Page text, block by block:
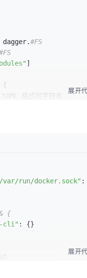
dagger.#FS
]
{
格式的字符串
展开
run/docker.sock"
{
cli" : {}
展开